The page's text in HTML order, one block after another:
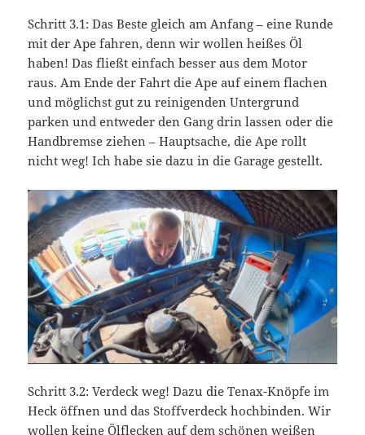
Schritt 3.1: Das Beste gleich am Anfang – eine Runde
mit der Ape fahren, denn wir wollen heißes Öl
haben! Das fließt einfach besser aus dem Motor
raus. Am Ende der Fahrt die Ape auf einem flachen
und möglichst gut zu reinigenden Untergrund
parken und entweder den Gang drin lassen oder die
Handbremse ziehen – Hauptsache, die Ape rollt
nicht weg! Ich habe sie dazu in die Garage gestellt.
Schritt 3.2: Verdeck weg! Dazu die Tenax-Knöpfe im
Heck öffnen und das Stoffverdeck hochbinden. Wir
wollen keine Ölflecken auf dem schönen weißen